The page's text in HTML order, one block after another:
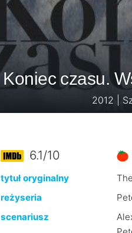
Koniec czasu.
2012 |
6.1/10
tytuł oryginalny
reżyseria
scenariusz